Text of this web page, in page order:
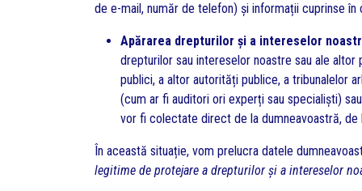
de e-mail, număr de telefon) și informații cuprinse
Apărarea drepturilor și a intereselor
drepturilor sau intereselor noastre sau ale
publici, a altor autorități publice, a tribunalelor
(cum ar fi auditori ori experți sau specialiști)
vor fi colectate direct de la dumneavoastră, de
În această situație, vom prelucra datele
legitime de protejare a drepturilor și a intereselor